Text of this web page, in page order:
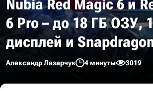
Nubia Red Magic 6 и
6 Pro – до 18 ГБ ОЗУ,
дисплей и
Александр Лазарчук 4 минуты 3019